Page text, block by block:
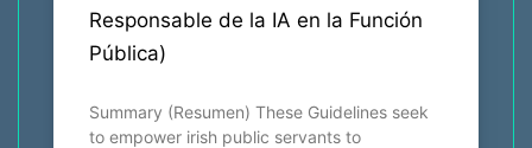
Responsable de la IA en la Función
Pública)
Summary (Resumen) These Guidelines seek
to empower irish public servants to